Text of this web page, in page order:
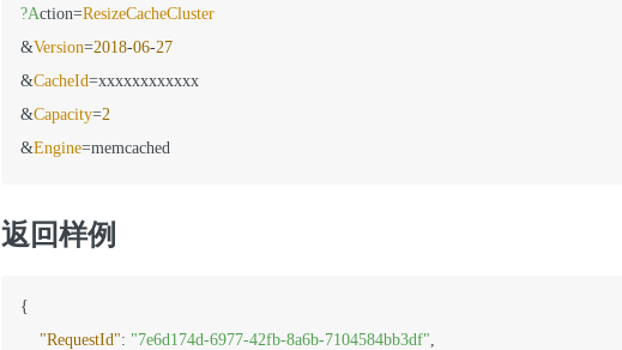
?Action=ResizeCacheCluster
&Version=2018-06-27
&CacheId=xxxxxxxxxxxx
&Capacity=2
&Engine
返回样例
{
"RequestId": "7e6d174d-6977-42fb-8a6b-7104584bb3df",